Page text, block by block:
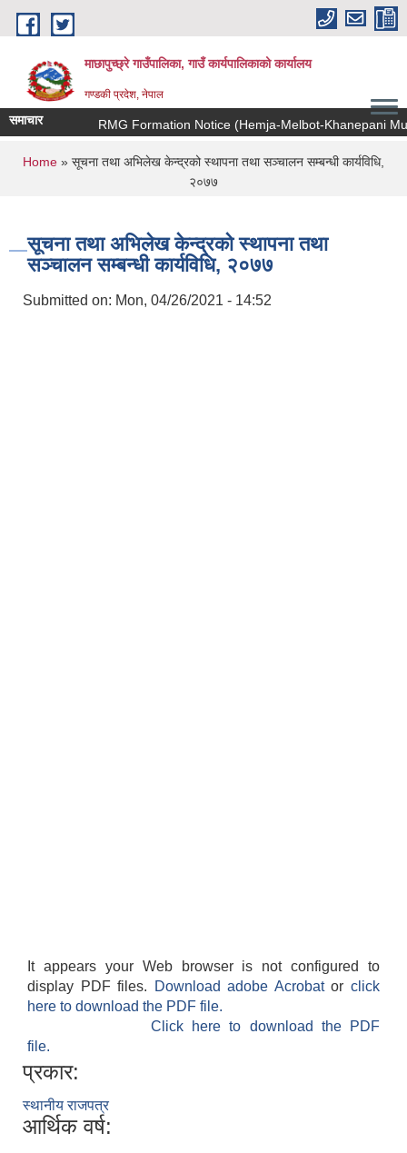
Skip to main content
माछापुच्छ्रे गाउँपालिका, गाउँ कार्यपालिकाको कार्यालय
गण्डकी प्रदेश, नेपाल
समाचार RMG Formation Notice (Hemja-Melbot-Khanepani
You are here
Home » सूचना तथा अभिलेख केन्द्रको स्थापना तथा सञ्चालन सम्बन्धी कार्यविधि,
२०७७
सूचना तथा अभिलेख केन्द्रको स्थापना तथा
सञ्चालन सम्बन्धी कार्यविधि, २०७७
Submitted on: Mon, 04/26/2021 - 14:52
It appears your Web browser is not configured to
display PDF files.
Download adobe Acrobatorclick
here to download the PDF file.
Click here to download the PDF
file.
प्रकार:
स्थानीय राजपत्र
आर्थिक वर्ष: